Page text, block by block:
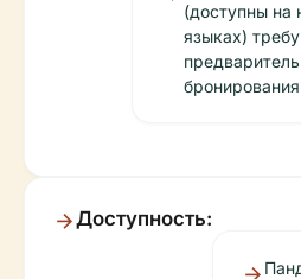
(доступны на
языках)
Доступность: